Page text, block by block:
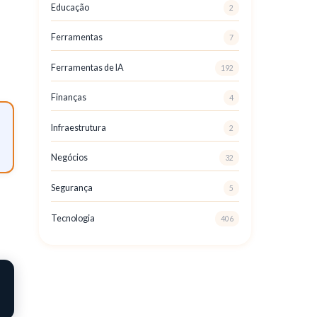
Educação 2
Ferramentas 7
Ferramentas de IA 192
Finanças 4
Infraestrutura 2
Negócios 32
Segurança 5
Tecnologia 406